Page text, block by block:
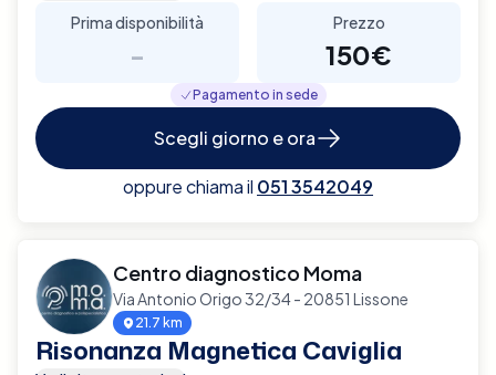
Prima disponibilità
-
Prezzo
150€
Pagamento in sede
Scegli giorno e ora
oppure chiama il 051 3542049
Centro diagnostico Moma
Via Antonio Origo 32/34 - 20851 Lissone
21.7 km
Risonanza Magnetica Caviglia